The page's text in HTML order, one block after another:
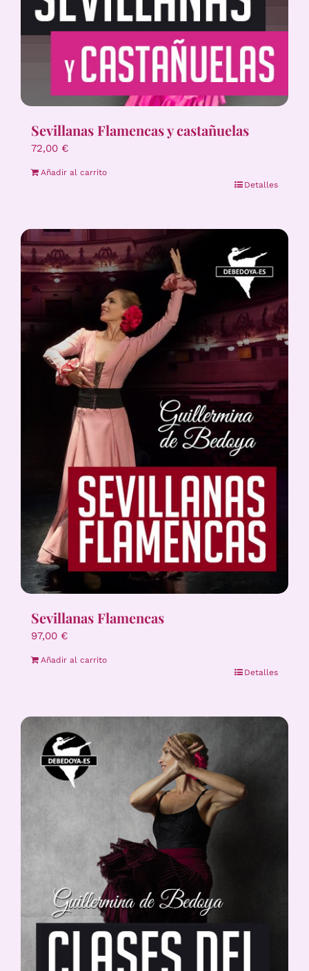
Sevillanas Flamencas y castañuelas
72,00 €
Añadir al carrito
Detalles
Sevillanas Flamencas
97,00 €
Añadir al carrito
Detalles